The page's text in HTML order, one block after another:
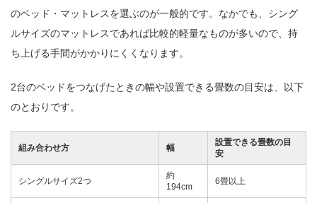
のベッド・マットレスを選ぶのが一般的です。なかでも、シング
ルサイズのマットレスであれば比較的軽量なものが多いので、持
ち上げる手間がかかりにくくなります。
2台のベッドをつなげたときの幅や設置できる畳数の目安は、以下
のとおりです。
組み合わせ方 幅
設置できる畳数の目
安
シングルサイズ2つ
約
194cm
6畳以上